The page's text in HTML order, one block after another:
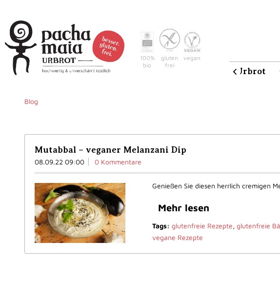
100%
bio
gluten
frei
vegan
Home Warum pacha-maia Urbrot

Blog
Mutabbal – veganer Melanzani Dip
08.09.22 09:00 0 Kommentare
Genießen Sie diesen herrlich cremigen
Mehr lesen
Tags: glutenfreie Rezepte,glutenfreie
vegane Rezepte